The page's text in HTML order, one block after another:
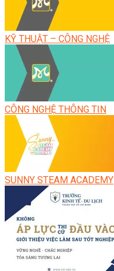
KỸ THUẬT – CÔNG NGHỆ
CÔNG NGHỆ THÔNG TIN
SUNNY STEAM ACADEMY